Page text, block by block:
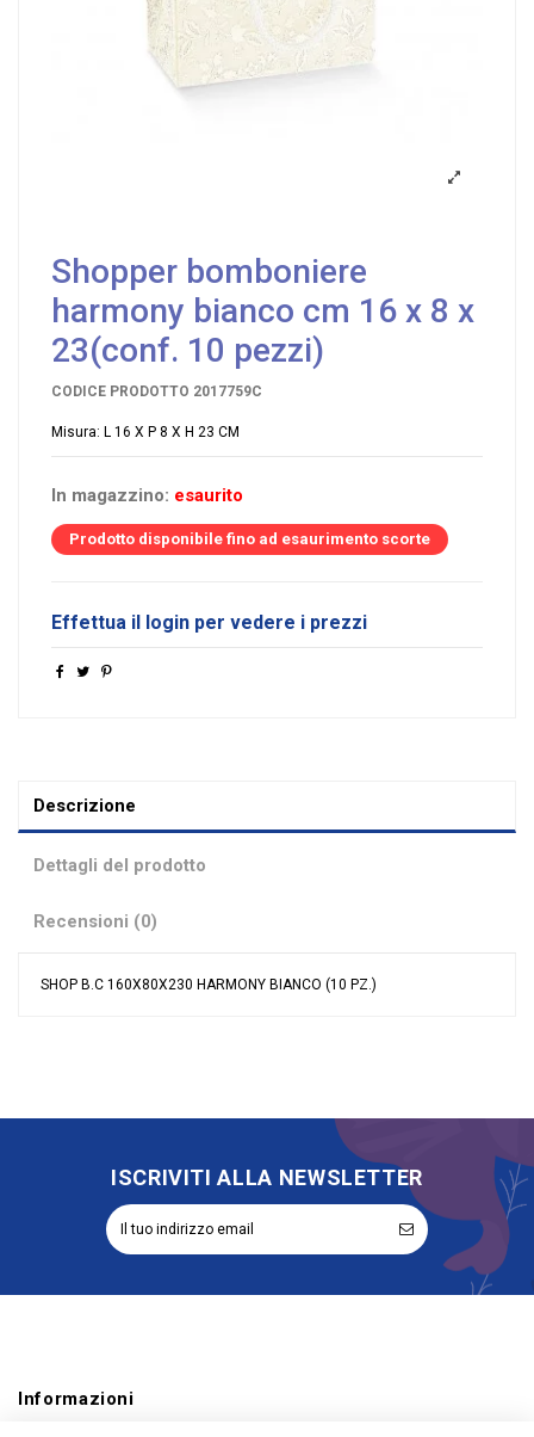
Shopper bomboniere
harmony bianco cm 16 x 8 x
23(conf. 10 pezzi)
CODICE PRODOTTO 2017759C
Misura: L 16 X P 8 X H 23 CM
In magazzino: esaurito
Prodotto disponibile fino ad esaurimento scorte
Effettua il login per vedere i prezzi
Descrizione
Dettagli del prodotto
Recensioni (0)
SHOP B.C 160X80X230 HARMONY BIANCO (10 PZ.)
Tipologia Shopper
ISCRIVITI ALLA NEWSLETTER
Informazioni